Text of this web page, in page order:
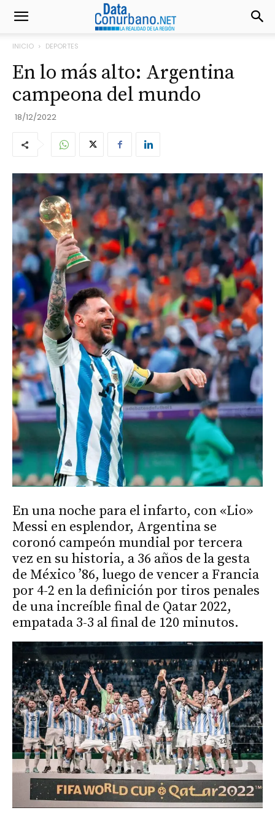
INICIO DEPORTES
En lo más alto: Argentina
campeona del mundo
18/12/2022
En una noche para el infarto, con «Lio»
Messi en esplendor, Argentina se
coronó campeón mundial por tercera
vez en su historia, a 36 años de la gesta
de México ’86, luego de vencer a Francia
por 4-2 en la definición por tiros penales
de una increíble final de Qatar 2022,
empatada 3-3 al final de 120 minutos.